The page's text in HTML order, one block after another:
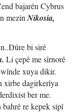
bajarên Cybrus
mezin Nikosia,
bi sirê
Li çepê me sîrnorê
xuya dikir.
xirbe dagirkerîya
ber me.
re kepek sipî